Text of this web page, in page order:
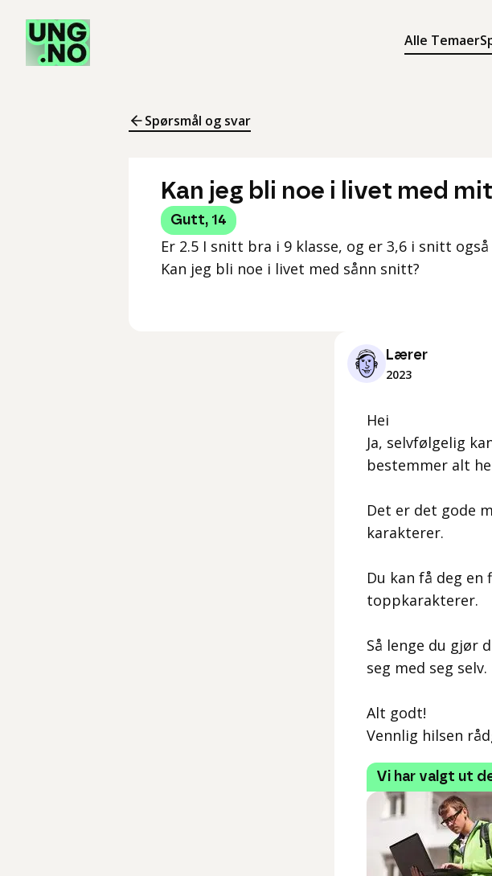
Alle Temaer
Søk
Meny
Spørsmål og svar
Kan jeg bli noe i livet med
Gutt, 14
Er 2.5 I snitt bra i 9 klasse, og er 3,6 i snitt også
Kan jeg bli noe i livet med sånn snitt?
Lærer
2023
Hei
Ja, selvfølgelig
bestemmer alt
Det er det gode
karakterer.
Du kan få deg
toppkarakterer.
Så lenge du gjør
seg med seg selv.
Alt godt!
Vennlig hilsen
Vi har valgt ut